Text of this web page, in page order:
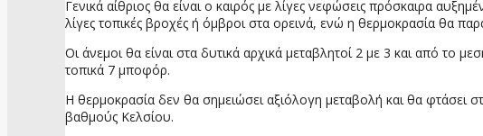
Γενικά αίθριος θα είναι ο καιρός με λίγες νεφώσεις πρόσκαιρα
λίγες τοπικές βροχές ή όμβροι στα ορεινά, ενώ η θερμοκρασία θα
Οι άνεμοι θα είναι στα δυτικά αρχικά μεταβλητοί 2 με 3 και από το
τοπικά 7 μποφόρ.
Η θερμοκρασία δεν θα σημειώσει αξιόλογη μεταβολή και θα φτάσει
βαθμούς Κελσίου.